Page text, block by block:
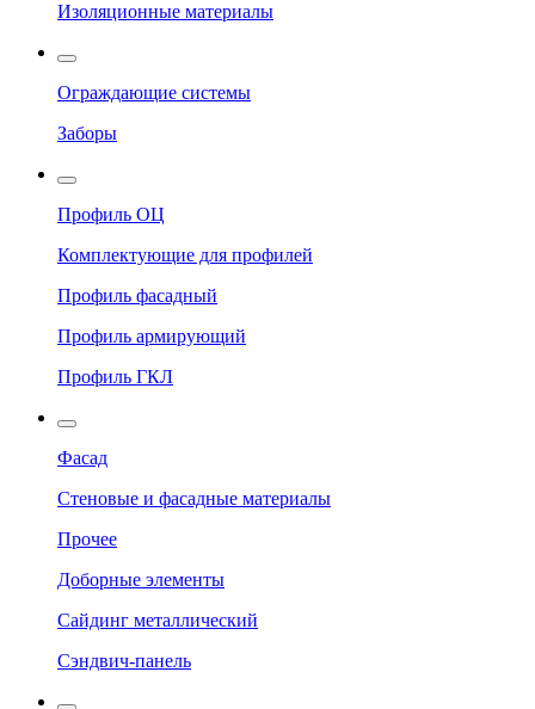
Изоляционные материалы
Ограждающие системы
Заборы
Профиль ОЦ
Комплектующие для профилей
Профиль фасадный
Профиль армирующий
Профиль ГКЛ
Фасад
Стеновые и фасадные материалы
Прочее
Доборные элементы
Сайдинг металлический
Сэндвич-панель